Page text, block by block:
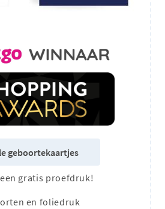
geboortekaartjes
gratis proefdruk!
en foliedruk